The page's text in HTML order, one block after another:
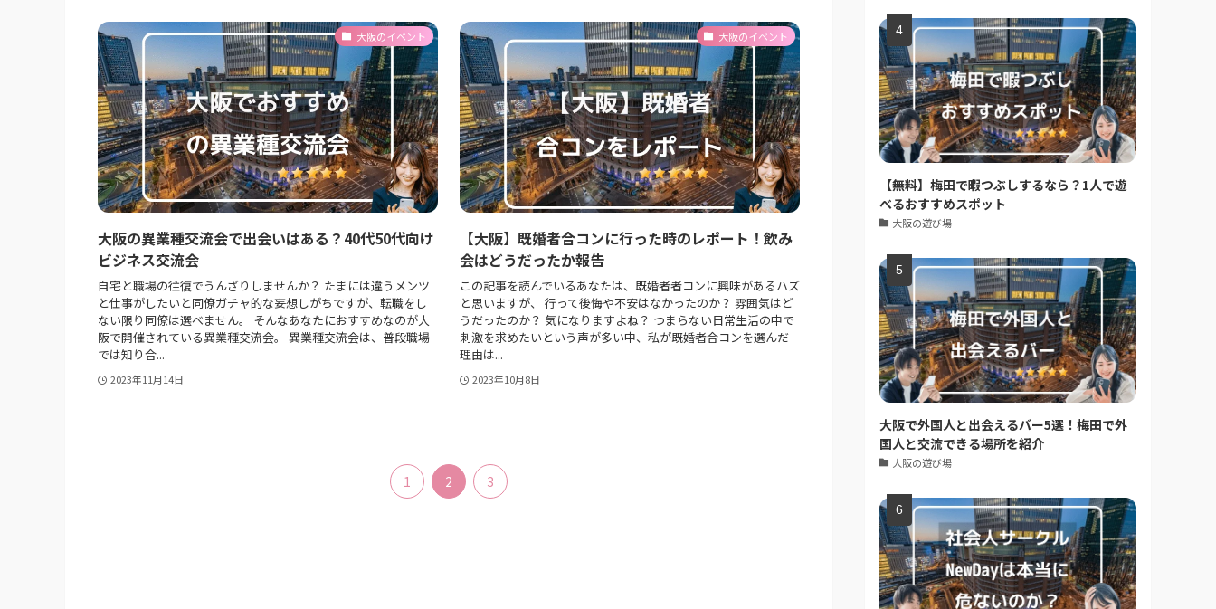
大阪のイベント
大阪の異業種交流会で出会いはある？40代50代向け
ビジネス交流会
自宅と職場の往復でうんざりしませんか？ たまには違うメンツ
と仕事がしたいと同僚ガチャ的な妄想しがちですが、転職をし
ない限り同僚は選べません。 そんなあなたにおすすめなのが大
阪で開催されている異業種交流会。 異業種交流会は、普段職場
では知り合...
2023年11月14日
大阪のイベント
【大阪】既婚者合コンに行った時のレポート！飲み
会はどうだったか報告
この記事を読んでいるあなたは、既婚者者コンに興味があるハズ
と思いますが、 行って後悔や不安はなかったのか？ 雰囲気はど
うだったのか？ 気になりますよね？ つまらない日常生活の中で
刺激を求めたいという声が多い中、私が既婚者合コンを選んだ
理由は...
2023年10月8日
1 2 3
【無料】梅田で暇つぶしするなら？1人で遊
べるおすすめスポット
大阪の遊び場
大阪で外国人と出会えるバー5選！梅田で外
国人と交流できる場所を紹介
大阪の遊び場